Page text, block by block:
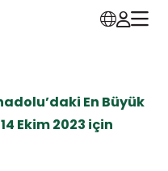
En Büyük
Ekim 2023 için